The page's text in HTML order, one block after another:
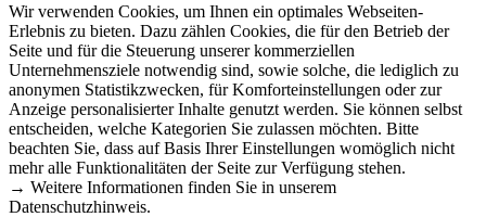
Wir verwenden Cookies, um Ihnen ein optimales Webseiten-
Erlebnis zu bieten. Dazu zählen Cookies, die für den Betrieb der
Seite und für die Steuerung unserer kommerziellen
Unternehmensziele notwendig sind, sowie solche, die lediglich zu
anonymen Statistikzwecken, für Komforteinstellungen oder zur
Anzeige personalisierter Inhalte genutzt werden. Sie können selbst
entscheiden, welche Kategorien Sie zulassen möchten. Bitte
beachten Sie, dass auf Basis Ihrer Einstellungen womöglich nicht
mehr alle Funktionalitäten der Seite zur Verfügung stehen.
→ Weitere Informationen finden Sie in unserem
Datenschutzhinweis.